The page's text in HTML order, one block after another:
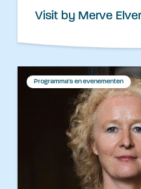
Visit by Merve
Programma's en evenementen